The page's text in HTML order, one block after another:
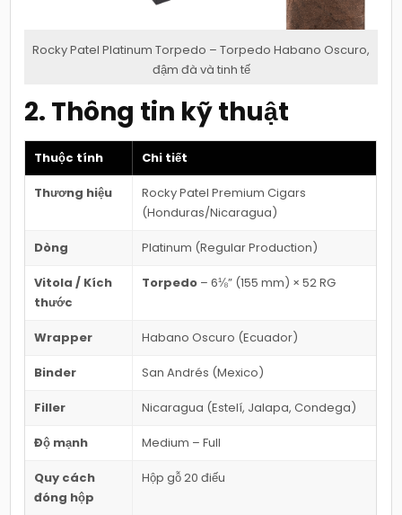
Rocky Patel Platinum Torpedo – Torpedo Habano Oscuro,
đậm đà và tinh tế
2. Thông tin kỹ thuật
Thuộc tính Chi tiết
Thương hiệu
Rocky Patel Premium Cigars
(Honduras/Nicaragua)
Dòng Platinum (Regular Production)
Vitola / Kích
thước
Torpedo – 6⅛” (155 mm) × 52 RG
Wrapper Habano Oscuro (Ecuador)
Binder San Andrés (Mexico)
Filler Nicaragua (Estelí, Jalapa, Condega)
Độ mạnh Medium – Full
Quy cách
đóng hộp
Hộp gỗ 20 điếu